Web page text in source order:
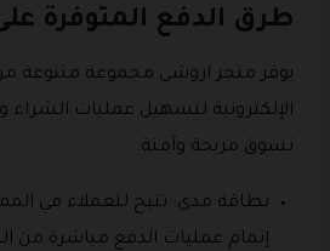
طرق الدفع المتوفرة
يوفر متجر اروشي مجموعة متنوعة
الإلكترونية لتسهيل عمليات الشراء
تسوق مريحة وآمنة.
بطاقة مدى: تتيح للعملاء في
إتمام عمليات الدفع مباشرة من